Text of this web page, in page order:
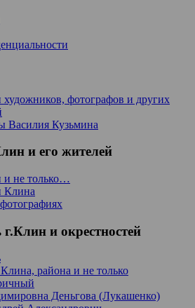
фотографов и других
Василия Кузьмина
и его жителей
и не только…
Клина
и окрестностей
района и не только
Деньгова (Лукашенко)